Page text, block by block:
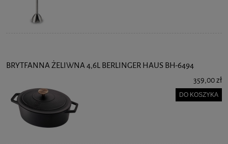
BRYTFANNA ŻELIWNA 4,6L BERLINGER HAUS BH-6494
359,00 zł
DO KOSZYKA